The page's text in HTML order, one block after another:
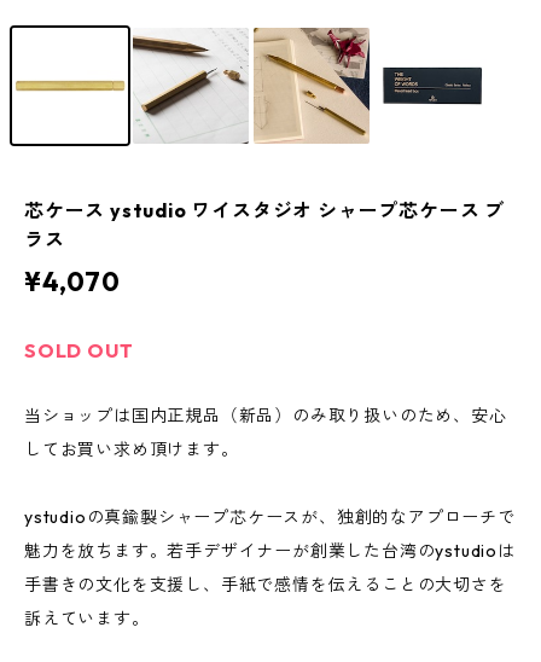
芯ケース ystudio ワイスタジオ シャープ芯ケース ブ
ラス
¥4,070
SOLD OUT
当ショップは国内正規品（新品）のみ取り扱いのため、安心
してお買い求め頂けます。
ystudioの真鍮製シャープ芯ケースが、独創的なアプローチで
魅力を放ちます。若手デザイナーが創業した台湾のystudioは
手書きの文化を支援し、手紙で感情を伝えることの大切さを
訴えています。